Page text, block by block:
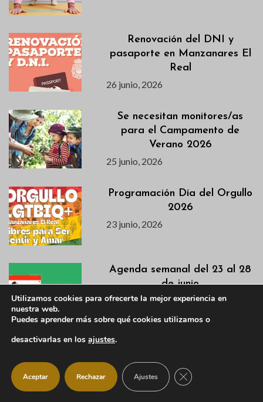
Renovación del DNI y
pasaporte en Manzanares El
Real
26 junio, 2026
Se necesitan monitores/as
para el Campamento de
Verano 2026
25 junio, 2026
Programación Día del Orgullo
2026
23 junio, 2026
Agenda semanal del 23 al 28
de junio
23 junio, 2026
Idiomas abre matrícula y
convoca una charla
informativa y prueba de nivel
Utilizamos cookies para ofrecerte la mejor experiencia en
nuestra web.
Puedes aprender más sobre qué cookies utilizamos o
desactivarlas en los ajustes.
Aceptar Rechazar Ajustes CERRAR EL